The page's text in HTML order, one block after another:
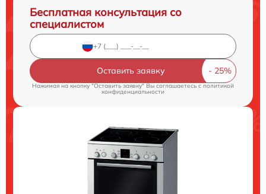
Бесплатная консультация со
специалистом
Оставить заявку
Нажимая на кнопку "Оставить заявку" Вы соглашаетесь cполитикой
конфиденциальности